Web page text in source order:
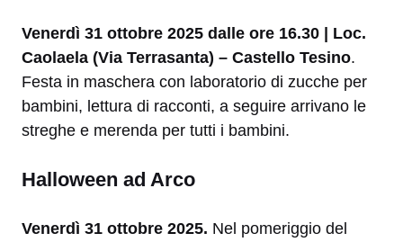
Venerdì 31 ottobre 2025 dalle ore 16.30 | Loc.
Caolaela (Via Terrasanta) – Castello Tesino.
Festa in maschera con laboratorio di zucche per
bambini, lettura di racconti, a seguire arrivano le
streghe e merenda per tutti i bambini.
Halloween ad Arco
Venerdì 31 ottobre 2025. Nel pomeriggio del